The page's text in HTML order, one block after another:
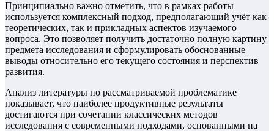
Принципиально важно отметить, что в рамках работы
используется комплексный подход, предполагающий учёт как
теоретических, так и прикладных аспектов изучаемого
вопроса. Это позволяет получить достаточно полную картину
предмета исследования и сформулировать обоснованные
выводы относительно его текущего состояния и перспектив
развития.
Анализ литературы по рассматриваемой проблематике
показывает, что наиболее продуктивные результаты
достигаются при сочетании классических методов
исследования с современными подходами, основанными на